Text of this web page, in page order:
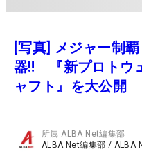
[写真] メジャー制
器‼ 『新プロトウ
ャフト』を大公開
所属ALBA Net編集部
ALBA Net編集部 / ALBA